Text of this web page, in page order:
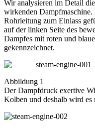
Wir analysieren im Detail
wirkenden
Rohrleitung zum Einlass
auf der linken Seite des
Dampfes mit roten und
gekennzeichnet.
Abbildung 1
Der Dampfdruck exertive
Kolben und deshalb wird es